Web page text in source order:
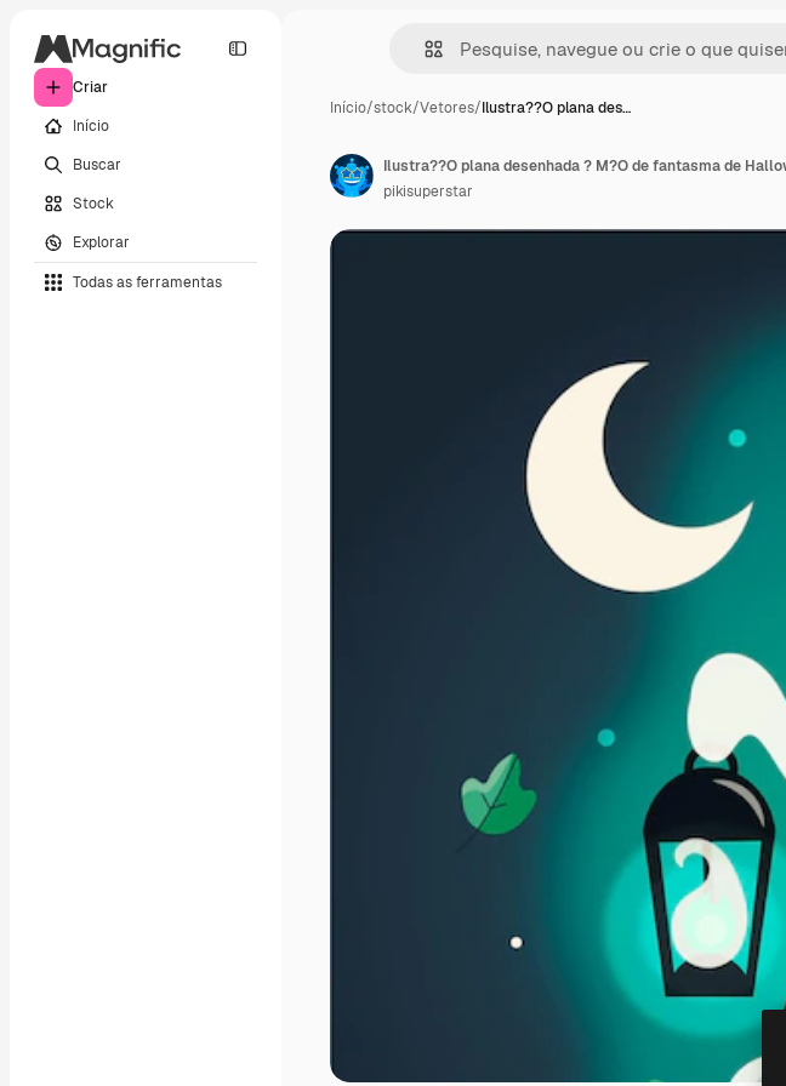
Criar
Início
Buscar
Stock
Explorar
Todas as ferramentas
Início/stock/Vetores/Ilustra??O plana des…
Ilustra??O plana desenhada ? M?O de fantasma de
pikisuperstar